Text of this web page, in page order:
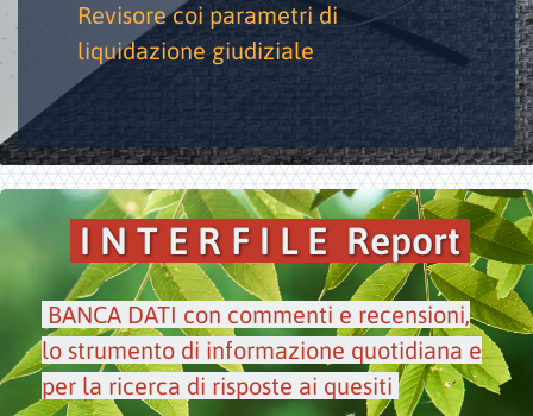
Revisore coi parametri di
liquidazione giudiziale
I N T E R F I L E Report
BANCA DATI con commenti e recensioni,
lo strumento di informazione quotidiana e
per la ricerca di risposte ai quesiti